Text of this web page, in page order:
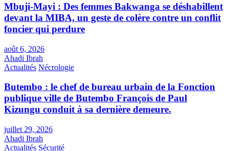
Mbuji-Mayi : Des femmes Bakwanga se déshabillent
devant la MIBA, un geste de colère contre un conflit
foncier qui perdure
août 6, 2026
Ahadi Ibrah
Actualités Nécrologie
Butembo : le chef de bureau urbain de la Fonction
publique ville de Butembo François de Paul
Kizungu conduit à sa dernière demeure.
juillet 29, 2026
Ahadi Ibrah
Actualités Sécurité